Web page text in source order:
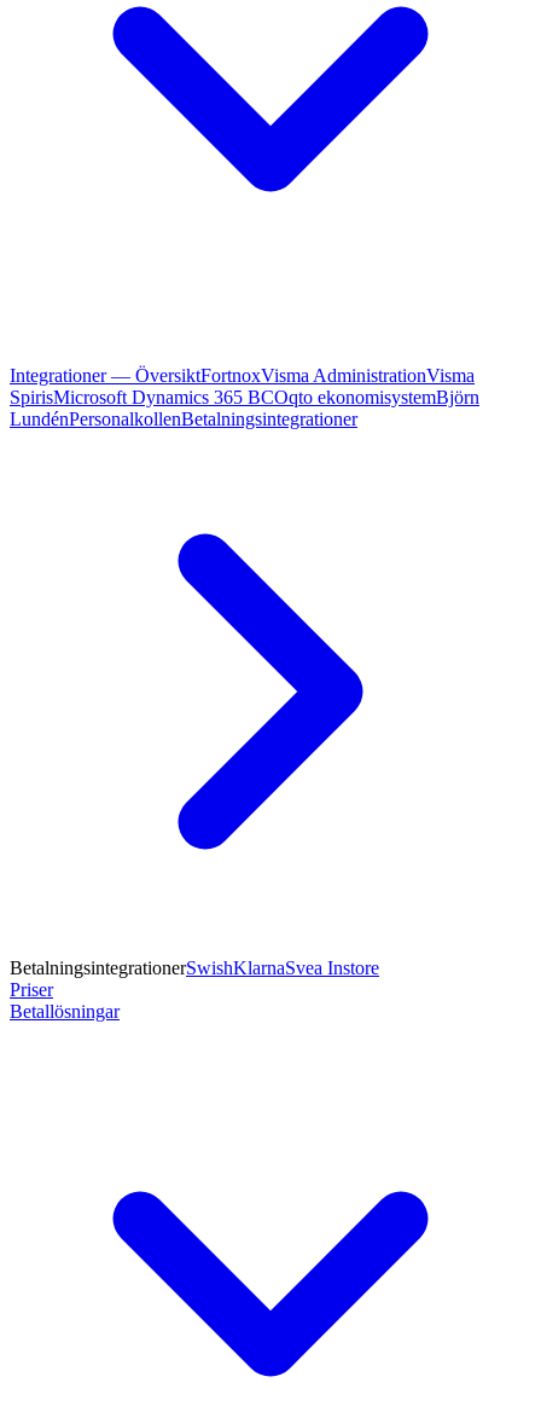
Integrationer — ÖversiktFortnoxVisma AdministrationVisma
SpirisMicrosoft Dynamics 365 BCOqto ekonomisystemBjörn
LundénPersonalkollenBetalningsintegrationer
BetalningsintegrationerSwishKlarnaSvea Instore
Priser
Betallösningar